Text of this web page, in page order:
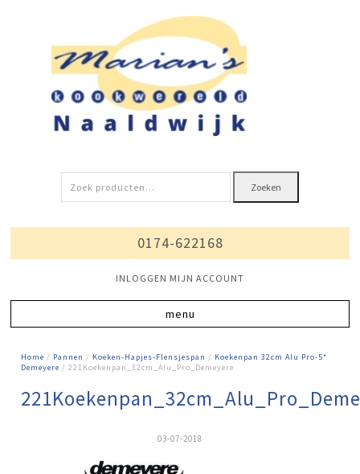
Zoeken
naar:
Zoeken
0174-622168
INLOGGEN MIJN ACCOUNT
Home / Pannen / Koeken-Hapjes-Flensjespan / Koekenpan 32cm Alu Pro-5*
Demeyere / 221Koekenpan_32cm_Alu_Pro_Demeyere
03-07-2018